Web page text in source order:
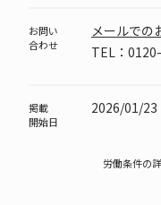
お問い
合わせ
メールでの
TEL：
掲載
開始日
2026/01/23
労働条件の